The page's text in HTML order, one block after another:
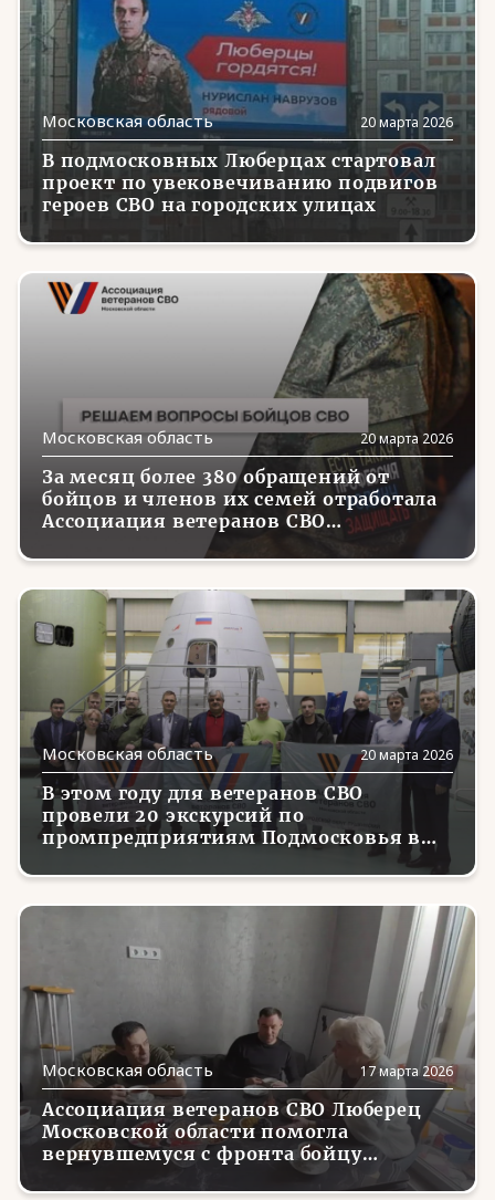
Московская область 20 марта 2026
В подмосковных Люберцах стартовал
проект по увековечиванию подвигов
героев СВО на городских улицах
Московская область 20 марта 2026
За месяц более 380 обращений от
бойцов и членов их семей отработала
Ассоциация ветеранов СВО
Московской области
Московская область 20 марта 2026
В этом году для ветеранов СВО
провели 20 экскурсий по
промпредприятиям Подмосковья в
рамках проекта «Промышленный
туризм»
Московская область 17 марта 2026
Ассоциация ветеранов СВО Люберец
Московской области помогла
вернувшемуся с фронта бойцу
реализовать творческие способности